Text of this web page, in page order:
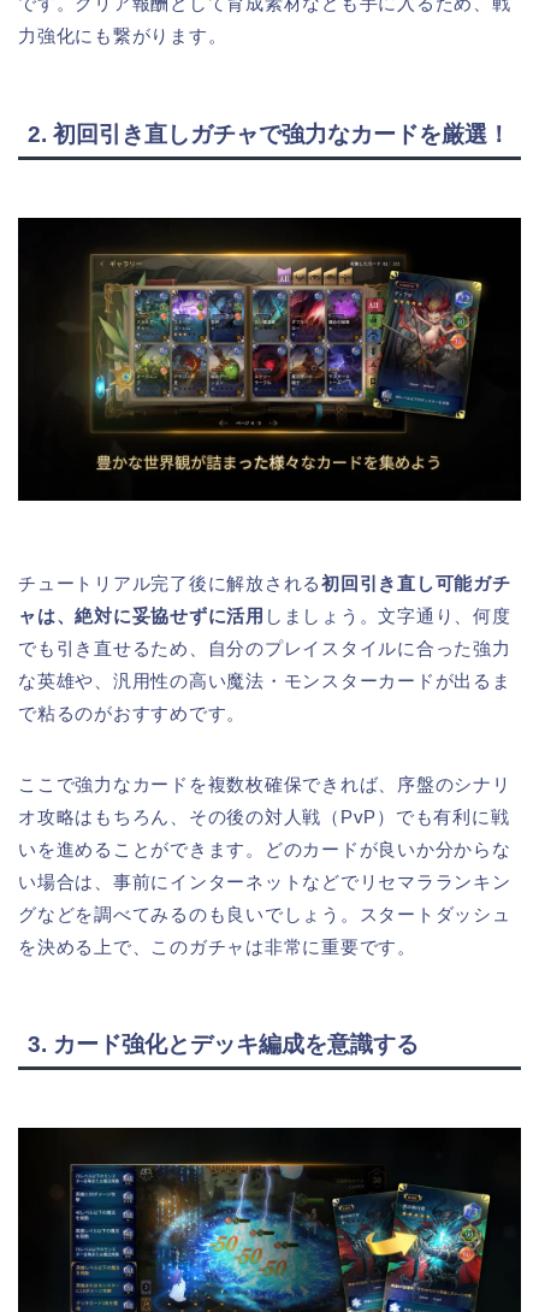
力強化にも繋がります。
2. 初回引き直しガチャで強力なカードを厳選！
チュートリアル完了後に解放される初回引き直し可能ガチ
ャは、絶対に妥協せずに活用 しましょう。文字通り、何度
でも引き直せるため、自分のプレイスタイルに合った強力
な英雄や、汎用性の高い魔法・モンスターカードが出るま
で粘るのがおすすめです。
ここで強力なカードを複数枚確保できれば、序盤のシナリ
オ攻略はもちろん、その後の対人戦（PvP）でも有利に戦
いを進めることができます。どのカードが良いか分からな
い場合は、事前にインターネットなどでリセマラランキン
グなどを調べてみるのも良いでしょう。スタートダッシュ
を決める上で、このガチャは非常に重要です。
3. カード強化とデッキ編成を意識する